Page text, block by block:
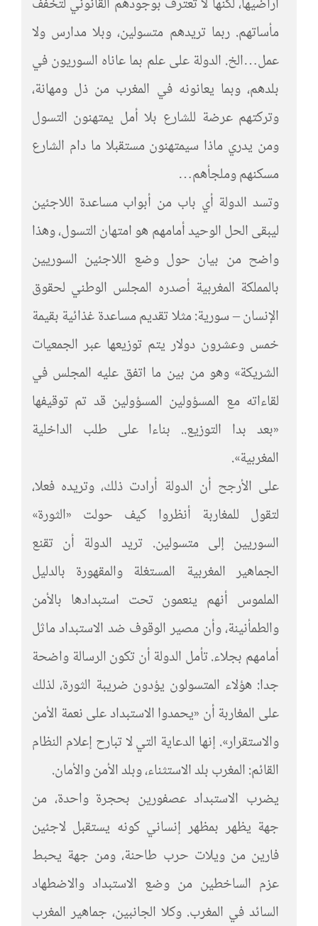
أراضيها، لكنها لا تعترف بوجودهم القانوني لتخفف
مأساتهم. ربما تريدهم متسولين، وبلا مدارس ولا
عمل…الخ. الدولة على علم بما عاناه السوريون في
بلدهم، وبما يعانونه في المغرب من ذل ومهانة،
وتركتهم عرضة للشارع بلا أمل يمتهنون التسول
ومن يدري ماذا سيمتهنون مستقبلا ما دام الشارع
مسكنهم وملجأهم…
وتسد الدولة أي باب من أبواب مساعدة اللاجئين
ليبقى الحل الوحيد أمامهم هو امتهان التسول، وهذا
واضح من بيان حول وضع اللاجئين السوريين
بالمملكة المغربية أصدره المجلس الوطني لحقوق
الإنسان – سورية: مثلا تقديم مساعدة غذائية بقيمة
خمس وعشرون دولار يتم توزيعها عبر الجمعيات
الشريكة» وهو من بين ما اتفق عليه المجلس في
لقاءاته مع المسؤولين المسؤولين قد تم توقيفها
«بعد بدا التوزيع.. بناءا على طلب الداخلية
المغربية».
على الأرجح أن الدولة أرادت ذلك، وتريده فعلا،
لتقول للمغاربة أنظروا كيف حولت «الثورة»
السوريين إلى متسولين. تريد الدولة أن تقنع
الجماهير المغربية المستغلة والمقهورة بالدليل
الملموس أنهم ينعمون تحت استبدادها بالأمن
والطمأنينة، وأن مصير الوقوف ضد الاستبداد ماثل
أمامهم بجلاء. تأمل الدولة أن تكون الرسالة واضحة
جدا: هؤلاء المتسولون يؤدون ضريبة الثورة، لذلك
على المغاربة أن «يحمدوا الاستبداد على نعمة الأمن
والاستقرار». إنها الدعاية التي لا تبارح إعلام النظام
القائم: المغرب بلد الاستثناء، وبلد الأمن والأمان.
يضرب الاستبداد عصفورين بحجرة واحدة، من
جهة يظهر بمظهر إنساني كونه يستقبل لاجئين
فارين من ويلات حرب طاحنة، ومن جهة يحبط
عزم الساخطين من وضع الاستبداد والاضطهاد
السائد في المغرب. وكلا الجانبين، جماهير المغرب